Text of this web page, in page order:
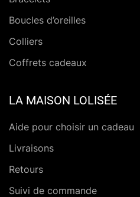
Boucles d’oreilles
Colliers
Coffrets cadeaux
LA MAISON LOLISÉE
Aide pour choisir un cadeau
Livraisons
Retours
Suivi de commande